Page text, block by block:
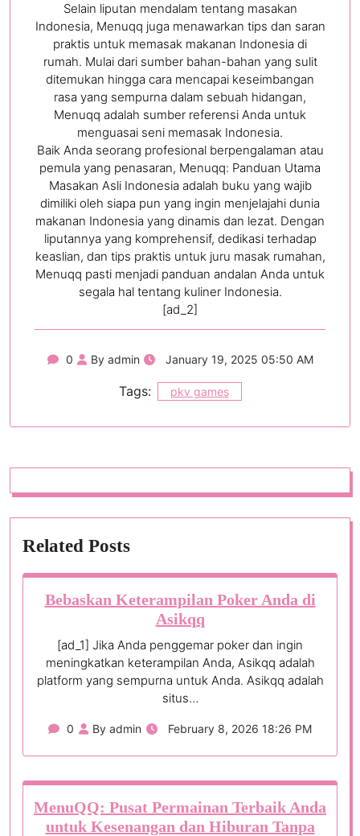
Selain liputan mendalam tentang masakan
Indonesia, Menuqq juga menawarkan tips dan saran
praktis untuk memasak makanan Indonesia di
rumah. Mulai dari sumber bahan-bahan yang sulit
ditemukan hingga cara mencapai keseimbangan
rasa yang sempurna dalam sebuah hidangan,
Menuqq adalah sumber referensi Anda untuk
menguasai seni memasak Indonesia.
Baik Anda seorang profesional berpengalaman atau
pemula yang penasaran, Menuqq: Panduan Utama
Masakan Asli Indonesia adalah buku yang wajib
dimiliki oleh siapa pun yang ingin menjelajahi dunia
makanan Indonesia yang dinamis dan lezat. Dengan
liputannya yang komprehensif, dedikasi terhadap
keaslian, dan tips praktis untuk juru masak rumahan,
Menuqq pasti menjadi panduan andalan Anda untuk
segala hal tentang kuliner Indonesia.
[ad_2]
0 By admin January 19, 2025 05:50 AM
Tags: pkv games
Related Posts
Bebaskan Keterampilan Poker Anda di
Asikqq
[ad_1] Jika Anda penggemar poker dan ingin
meningkatkan keterampilan Anda, Asikqq adalah
platform yang sempurna untuk Anda. Asikqq adalah
situs…
0 By admin February 8, 2026 18:26 PM
MenuQQ: Pusat Permainan Terbaik Anda
untuk Kesenangan dan Hiburan Tanpa